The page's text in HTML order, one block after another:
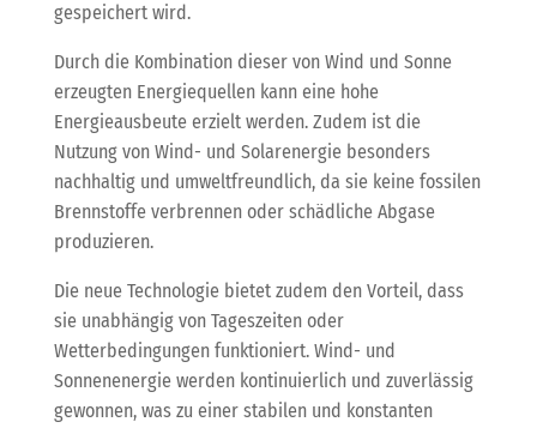
gespeichert wird.
Durch die Kombination dieser von Wind und Sonne
erzeugten Energiequellen kann eine hohe
Energieausbeute erzielt werden. Zudem ist die
Nutzung von Wind- und Solarenergie besonders
nachhaltig und umweltfreundlich, da sie keine fossilen
Brennstoffe verbrennen oder schädliche Abgase
produzieren.
Die neue Technologie bietet zudem den Vorteil, dass
sie unabhängig von Tageszeiten oder
Wetterbedingungen funktioniert. Wind- und
Sonnenenergie werden kontinuierlich und zuverlässig
gewonnen, was zu einer stabilen und konstanten